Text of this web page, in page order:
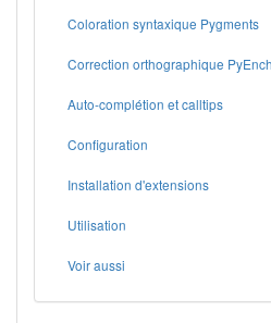
Coloration syntaxique Pygments
Correction orthographique
Auto-complétion et calltips
Configuration
Installation d'extensions
Utilisation
Voir aussi